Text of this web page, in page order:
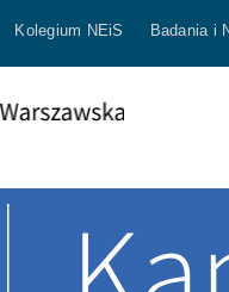
Kolegium NEiS Badania i